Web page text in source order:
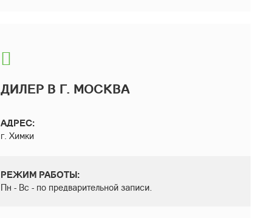
ДИЛЕР В Г. МОСКВА
АДРЕС:
г. Химки
РЕЖИМ РАБОТЫ:
Пн - Вс - по предварительной записи.